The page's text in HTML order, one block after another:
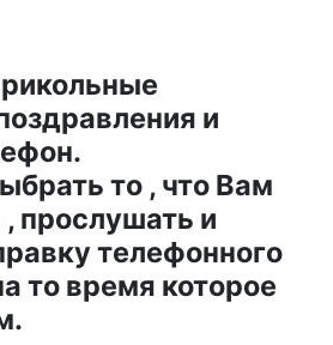
и
то , что Вам
прослушать и
телефонного
то время которое